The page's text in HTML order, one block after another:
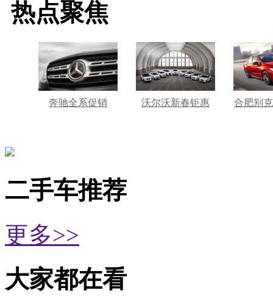
热点聚焦
奔驰全系促销 沃尔沃新春钜惠 合肥别
二手车推荐
更多>>
大家都在看